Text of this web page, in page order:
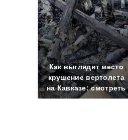
Как выглядит место
крушение вертолета
на Кавказе: смотреть